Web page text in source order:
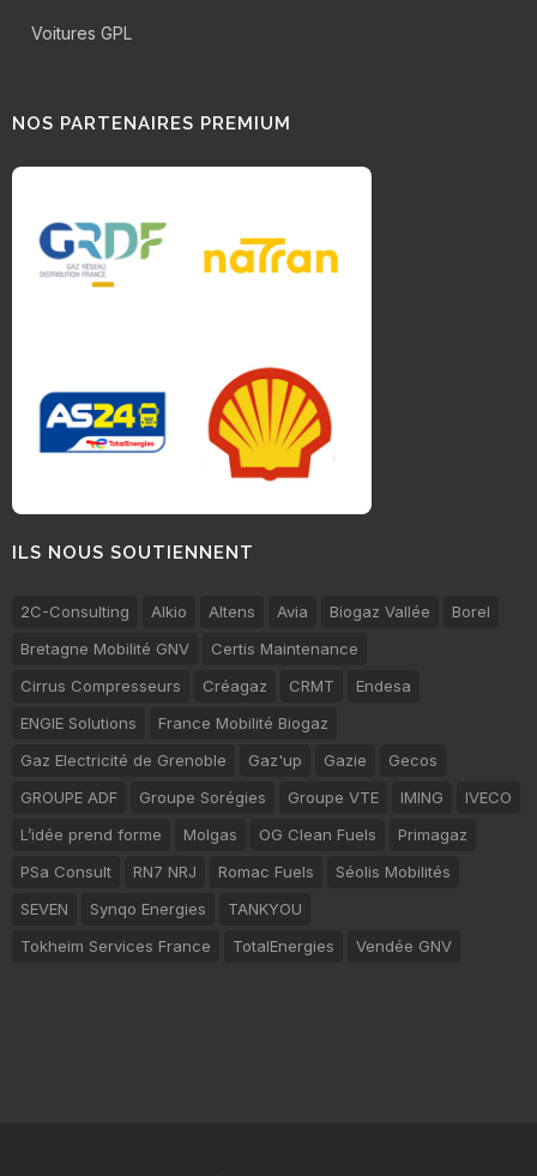
Voitures GPL
NOS PARTENAIRES PREMIUM
ILS NOUS SOUTIENNENT
2C-Consulting Alkio Altens Avia Biogaz Vallée
Borel
Bretagne Mobilité GNV
Certis Maintenance
Cirrus Compresseurs
Créagaz CRMT
Endesa
ENGIE Solutions
France Mobilité Biogaz
Gaz Electricité de Grenoble
Gaz'up Gazie
Gecos
GROUPE ADF
Groupe Sorégies Groupe VTE IMING
IVECO
L’idée prend forme
Molgas OG Clean Fuels
Primagaz
PSa Consult
RN7 NRJ Romac Fuels
Séolis Mobilités
SEVEN
Synqo Energies
TANKYOU
Tokheim Services France
TotalEnergies Vendée GNV